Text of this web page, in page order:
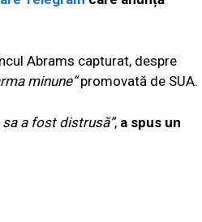
Abrams capturat, despre
minune”promovată de SUA.
a fost distrusă”, a spus un